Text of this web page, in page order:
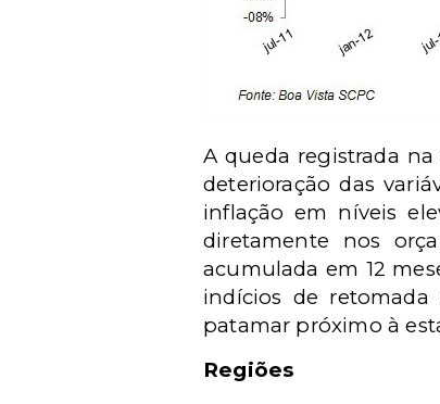
A queda registrada
deterioração das
inflação em níveis
diretamente nos
acumulada em 12
indícios de
patamar próximo à
Regiões